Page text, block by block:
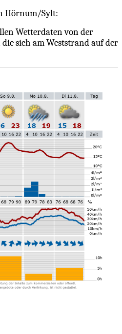
Hörnum/Sylt:
Wetterdaten von der
sich am Weststrand auf der